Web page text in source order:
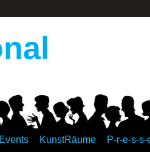
Events KunstRäume P-r-e-s-s-